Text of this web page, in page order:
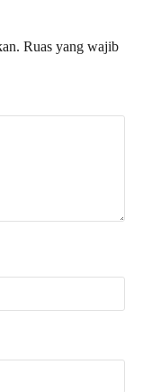
Ruas yang wajib